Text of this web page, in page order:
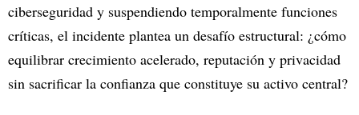
ciberseguridad y suspendiendo temporalmente funciones
críticas, el incidente plantea un desafío estructural: ¿cómo
equilibrar crecimiento acelerado, reputación y privacidad
sin sacrificar la confianza que constituye su activo central?